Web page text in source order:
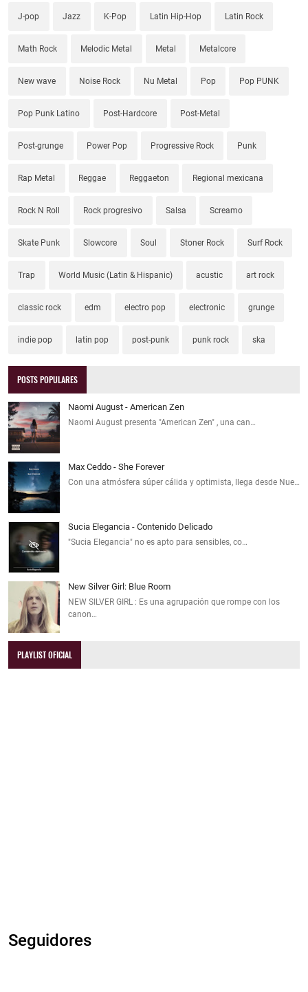
J-pop Jazz K-Pop Latin Hip-Hop Latin Rock
Math Rock Melodic Metal Metal Metalcore
New wave Noise Rock Nu Metal Pop Pop PUNK
Pop Punk Latino Post-Hardcore Post-Metal
Post-grunge Power Pop Progressive Rock Punk
Rap Metal Reggae Reggaeton Regional mexicana
Rock N Roll Rock progresivo Salsa Screamo
Skate Punk Slowcore Soul Stoner Rock Surf Rock
Trap World Music (Latin & Hispanic) acustic art rock
classic rock edm electro pop electronic grunge
indie pop latin pop post-punk punk rock ska
POSTS POPULARES
Naomi August - American Zen
Naomi August presenta "American Zen" , una can…
Max Ceddo - She Forever
Con una atmósfera súper cálida y optimista, llega desde Nue…
Sucia Elegancia - Contenido Delicado
"Sucia Elegancia" no es apto para sensibles, co…
New Silver Girl: Blue Room
NEW SILVER GIRL : Es una agrupación que rompe con los
canon…
PLAYLIST OFICIAL
Seguidores